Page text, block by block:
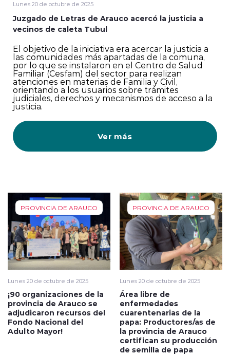
Lunes 20 de octubre de 2025
Juzgado de Letras de Arauco acercó la justicia a
vecinos de caleta Tubul
El objetivo de la iniciativa era acercar la justicia a
las comunidades más apartadas de la comuna,
por lo que se instalaron en el Centro de Salud
Familiar (Cesfam) del sector para realizan
atenciones en materias de Familia y Civil,
orientando a los usuarios sobre trámites
judiciales, derechos y mecanismos de acceso a la
justicia.
Ver más
PROVINCIA DE ARAUCO
Lunes 20 de octubre de 2025
¡90 organizaciones de la
provincia de Arauco se
adjudicaron recursos del
Fondo Nacional del
Adulto Mayor!
PROVINCIA DE ARAUCO
Lunes 20 de octubre de 2025
Área libre de
enfermedades
cuarentenarias de la
papa: Productores/as de
la provincia de Arauco
certifican su producción
de semilla de papa